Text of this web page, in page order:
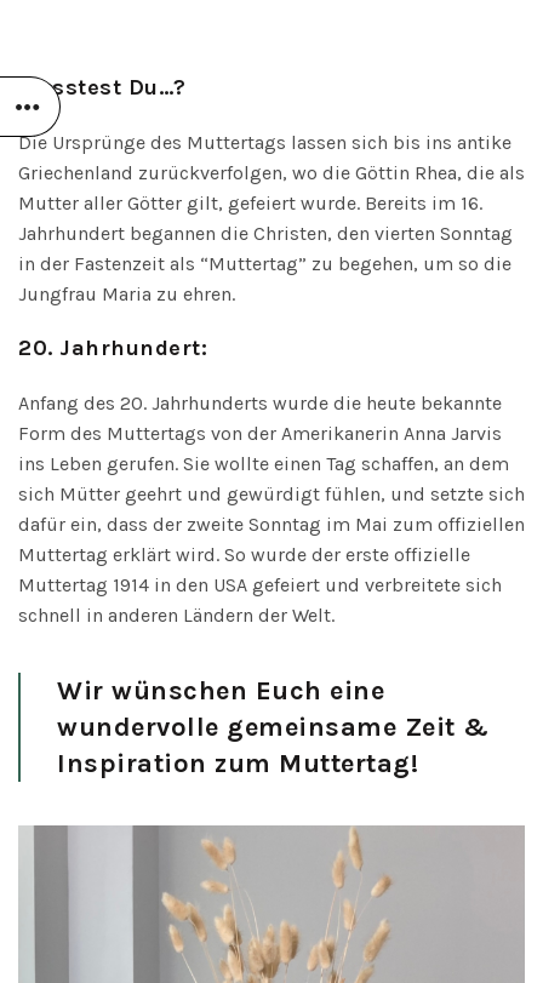
Wusstest Du…?
Die Ursprünge des Muttertags lassen sich bis ins antike
Griechenland zurückverfolgen, wo die Göttin Rhea, die als
Mutter aller Götter gilt, gefeiert wurde. Bereits im 16.
Jahrhundert begannen die Christen, den vierten Sonntag
in der Fastenzeit als “Muttertag” zu begehen, um so die
Jungfrau Maria zu ehren.
20. Jahrhundert:
Anfang des 20. Jahrhunderts wurde die heute bekannte
Form des Muttertags von der Amerikanerin Anna Jarvis
ins Leben gerufen. Sie wollte einen Tag schaffen, an dem
sich Mütter geehrt und gewürdigt fühlen, und setzte sich
dafür ein, dass der zweite Sonntag im Mai zum offiziellen
Muttertag erklärt wird. So wurde der erste offizielle
Muttertag 1914 in den USA gefeiert und verbreitete sich
schnell in anderen Ländern der Welt.
Wir wünschen Euch eine
wundervolle gemeinsame Zeit &
Inspiration zum Muttertag!